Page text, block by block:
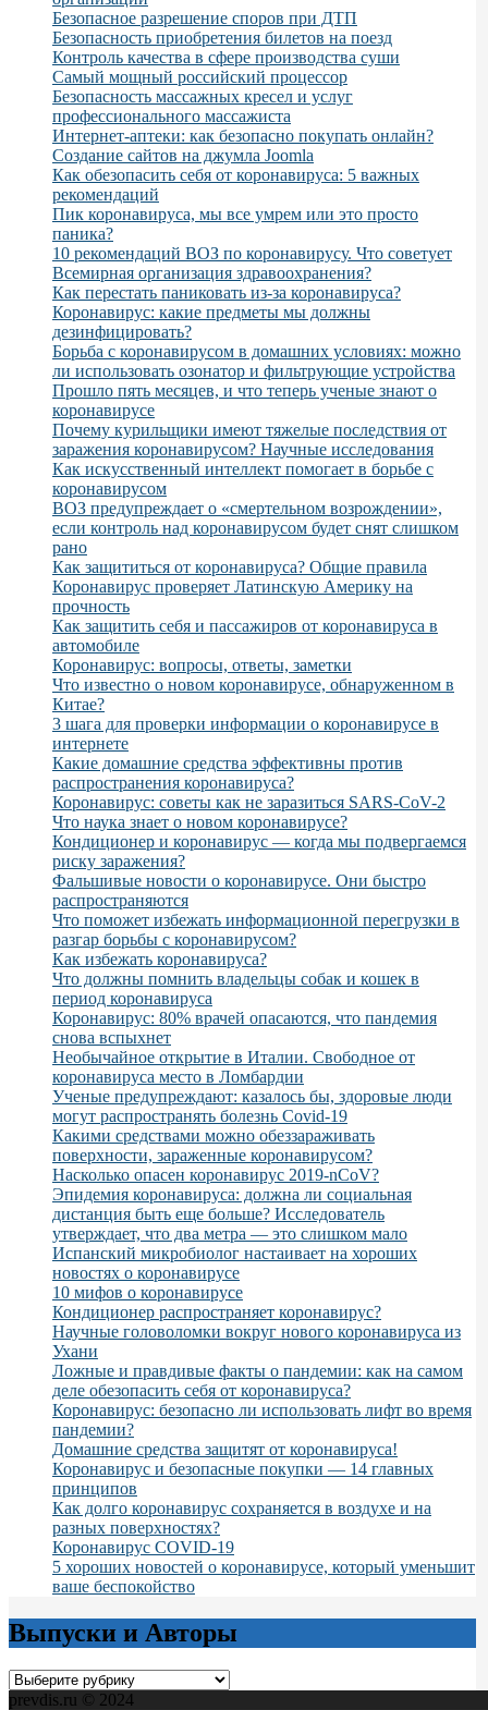
Безопасное разрешение споров при ДТП
Безопасность приобретения билетов на поезд
Контроль качества в сфере производства суши
Самый мощный российский процессор
Безопасность массажных кресел и услуг
профессионального массажиста
Интернет-аптеки: как безопасно покупать онлайн?
Создание сайтов на джумла Joomla
Как обезопасить себя от коронавируса: 5 важных
рекомендаций
Пик коронавируса, мы все умрем или это просто
паника?
10 рекомендаций ВОЗ по коронавирусу. Что советует
Всемирная организация здравоохранения?
Как перестать паниковать из-за коронавируса?
Коронавирус: какие предметы мы должны
дезинфицировать?
Борьба с коронавирусом в домашних условиях: можно
ли использовать озонатор и фильтрующие устройства
Прошло пять месяцев, и что теперь ученые знают о
коронавирусе
Почему курильщики имеют тяжелые последствия от
заражения коронавирусом? Научные исследования
Как искусственный интеллект помогает в борьбе с
коронавирусом
ВОЗ предупреждает о «смертельном возрождении»,
если контроль над коронавирусом будет снят слишком
рано
Как защититься от коронавируса? Общие правила
Коронавирус проверяет Латинскую Америку на
прочность
Как защитить себя и пассажиров от коронавируса в
автомобиле
Коронавирус: вопросы, ответы, заметки
Что известно о новом коронавирусе, обнаруженном в
Китае?
3 шага для проверки информации о коронавирусе в
интернете
Какие домашние средства эффективны против
распространения коронавируса?
Коронавирус: советы как не заразиться SARS-CoV-2
Что наука знает о новом коронавирусе?
Кондиционер и коронавирус — когда мы подвергаемся
риску заражения?
Фальшивые новости о коронавирусе. Они быстро
распространяются
Что поможет избежать информационной перегрузки в
разгар борьбы с коронавирусом?
Как избежать коронавируса?
Что должны помнить владельцы собак и кошек в
период коронавируса
Коронавирус: 80% врачей опасаются, что пандемия
снова вспыхнет
Необычайное открытие в Италии. Свободное от
коронавируса место в Ломбардии
Ученые предупреждают: казалось бы, здоровые люди
могут распространять болезнь Covid-19
Какими средствами можно обеззараживать
поверхности, зараженные коронавирусом?
Насколько опасен коронавирус 2019-nCoV?
Эпидемия коронавируса: должна ли социальная
дистанция быть еще больше? Исследователь
утверждает, что два метра — это слишком мало
Испанский микробиолог настаивает на хороших
новостях о коронавирусе
10 мифов о коронавирусе
Кондиционер распространяет коронавирус?
Научные головоломки вокруг нового коронавируса из
Ухани
Ложные и правдивые факты о пандемии: как на самом
деле обезопасить себя от коронавируса?
Коронавирус: безопасно ли использовать лифт во время
пандемии?
Домашние средства защитят от коронавируса!
Коронавирус и безопасные покупки — 14 главных
принципов
Как долго коронавирус сохраняется в воздухе и на
разных поверхностях?
Коронавирус COVID-19
5 хороших новостей о коронавирусе, который уменьшит
ваше беспокойство
Выпуски и Авторы
Выпуски
и
prevdis.ru © 2024